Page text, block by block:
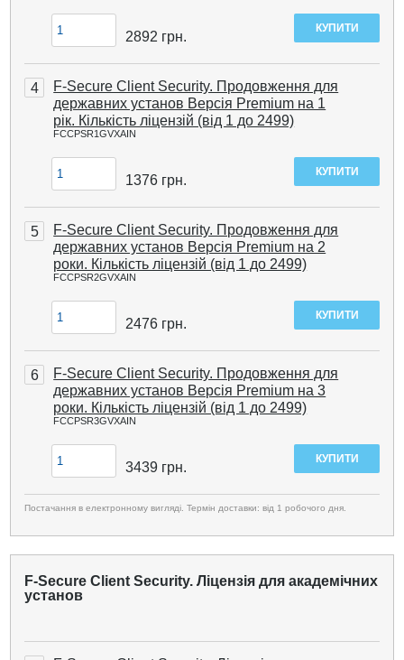
2892 грн.
4
F-Secure Client Security. Продовження для
державних установ Версія Premium на 1
рік. Кількість ліцензій (від 1 до 2499)
FCCPSR1GVXAIN
1376 грн.
5
F-Secure Client Security. Продовження для
державних установ Версія Premium на 2
роки. Кількість ліцензій (від 1 до 2499)
FCCPSR2GVXAIN
2476 грн.
6
F-Secure Client Security. Продовження для
державних установ Версія Premium на 3
роки. Кількість ліцензій (від 1 до 2499)
FCCPSR3GVXAIN
3439 грн.
Постачання в електронному вигляді. Термін доставки: від 1 робочого дня.
F-Secure Client Security. Ліцензія для академічних
установ